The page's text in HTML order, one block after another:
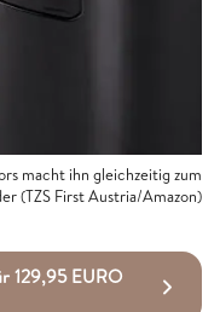
macht ihn gleichzeitig zum
(TZS First Austria/Amazon)
129,95 EURO